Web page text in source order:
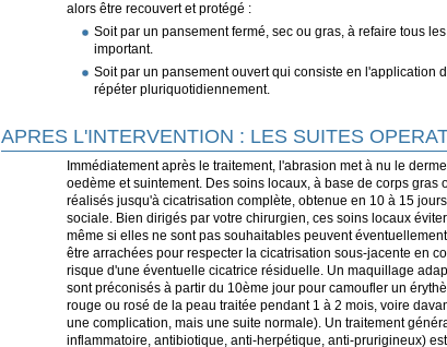
alors être recouvert et protégé :
Soit par un pansement fermé, sec ou gras, à refaire tous
important.
Soit par un pansement ouvert qui consiste en l'application
répéter pluriquotidiennement.
APRES L'INTERVENTION : LES SUITES
Immédiatement après le traitement, l'abrasion met à nu le
oedème et suintement. Des soins locaux, à base de corps gras
réalisés jusqu'à cicatrisation complète, obtenue en 10 à 15
sociale. Bien dirigés par votre chirurgien, ces soins locaux
même si elles ne sont pas souhaitables peuvent
être arrachées pour respecter la cicatrisation sous-jacente en
risque d'une éventuelle cicatrice résiduelle. Un maquillage
sont préconisés à partir du 10ème jour pour camoufler un
rouge ou rosé de la peau traitée pendant 1 à 2 mois, voire
une complication, mais une suite normale). Un traitement
inflammatoire, antibiotique, anti-herpétique, anti-prurigineux)